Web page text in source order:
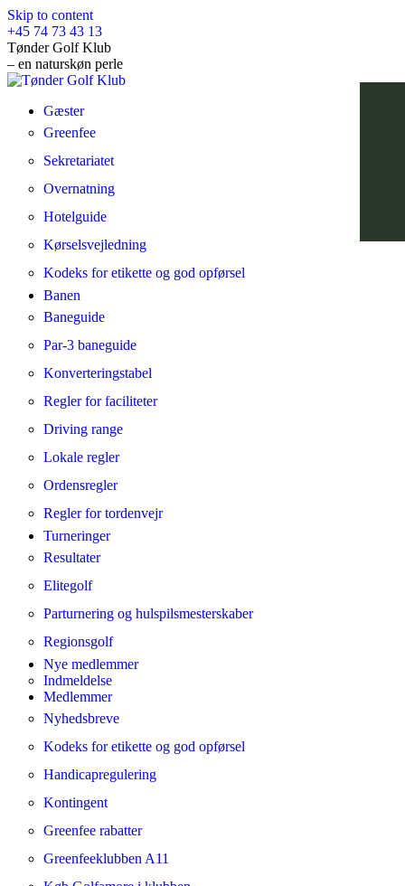
Skip to content
+45 74 73 43 13
Tønder Golf Klub
– en naturskøn perle
Gæster
Greenfee
Sekretariatet
Overnatning
Hotelguide
Kørselsvejledning
Kodeks for etikette og god opførsel
Banen
Baneguide
Par-3 baneguide
Konverteringstabel
Regler for faciliteter
Driving range
Lokale regler
Ordensregler
Regler for tordenvejr
Turneringer
Resultater
Elitegolf
Parturnering og hulspilsmesterskaber
Regionsgolf
Nye medlemmer
Indmeldelse
Medlemmer
Nyhedsbreve
Kodeks for etikette og god opførsel
Handicapregulering
Kontingent
Greenfee rabatter
Greenfeeklubben A11